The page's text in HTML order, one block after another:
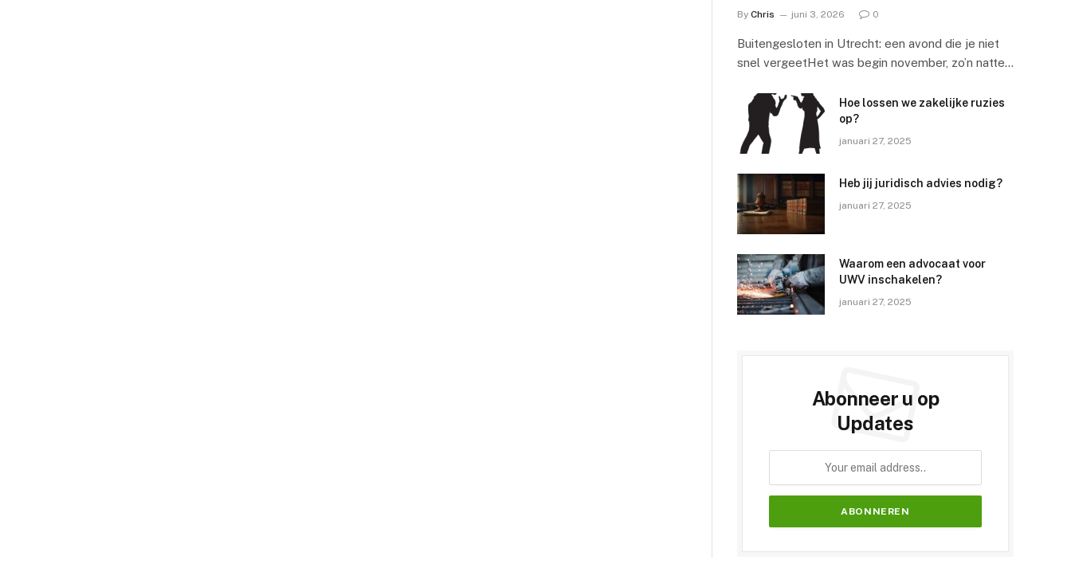
By Chris juni 3, 2026 0
Buitengesloten in Utrecht: een avond die je niet
snel vergeetHet was begin november, zo’n natte…
Hoe lossen we zakelijke ruzies
op?
januari 27, 2025
Heb jij juridisch advies nodig?
januari 27, 2025
Waarom een advocaat voor
UWV inschakelen?
januari 27, 2025
Abonneer u op
Updates